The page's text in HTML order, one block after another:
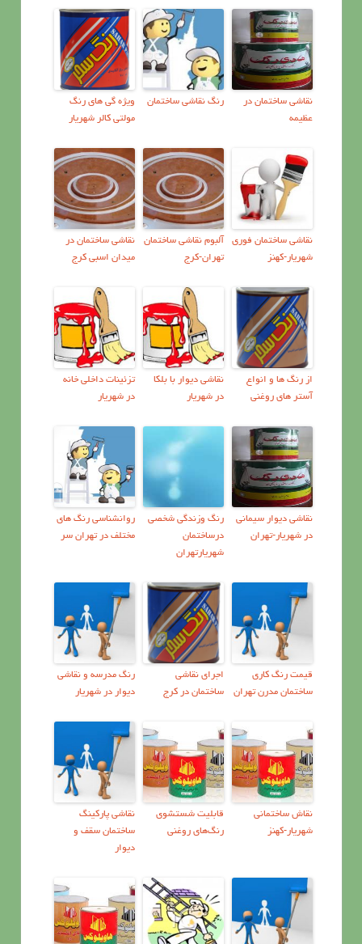
نقاشی ساختمان در
عظیمه
رنگ نقاشی ساختمان
ویژه گی های رنگ
مولتی کالر شهریار
نقاشي ساختمان فوري
شهریار-کهنز
آلبوم نقاشی ساختمان
تهران-کرج
نقاشی ساختمان در
میدان اسبی کرج
از رنگ ها و انواع
آستر های روغنی
نقاشی دیوار با بلکا
در شهریار
تزئینات داخلی خانه
در شهریار
نقاشی دیوار سیمانی
در شهریار-تهران
رنگ وزندگی شخصی
درساختمان
شهریارتهران
روانشناسي رنگ هاي
مختلف در تهران سر
قیمت رنگ کاری
ساختمان مدرن تهران
اجرای نقاشی
ساختمان در کرج
رنگ مدرسه و نقاشی
دیوار در شهریار
نقاش ساختمانی
شهریار-کهنز
قابليت شستشوی
رنگ‌هاي روغنی
نقاشی پارکینگ
ساختمان سقف و
دیوار